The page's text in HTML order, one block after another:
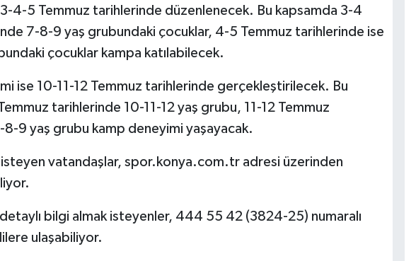
3-4-5 Temmuz tarihlerinde düzenlenecek. Bu kapsamda 3-4
7-8-9 yaş grubundaki çocuklar, 4-5 Temmuz tarihlerinde ise
çocuklar kampa katılabilecek.
ise 10-11-12 Temmuz tarihlerinde gerçekleştirilecek. Bu
tarihlerinde 10-11-12 yaş grubu, 11-12 Temmuz
9 yaş grubu kamp deneyimi yaşayacak.
isteyen vatandaşlar, spor.konya.com.tr adresi üzerinden
detaylı bilgi almak isteyenler, 444 55 42 (3824-25) numaralı
ulaşabiliyor.